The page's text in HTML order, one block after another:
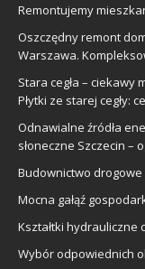
Remontujemy
Oszczędny remont
Warszawa.
Stara cegła – ciekawy
Płytki ze starej cegły:
Odnawialne źródła
słoneczne Szczecin –
Budownictwo drogowe
Mocna gałąź
Kształtki hydrauliczne
Wybór odpowiednich